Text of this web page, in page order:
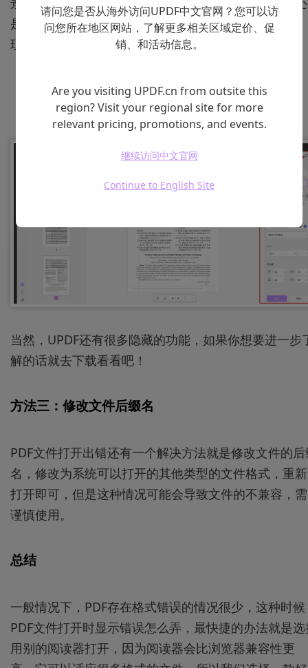
请问您是否从海外访问UPDF中文官网？您可以访
问您所在地区网站，了解更多相关区域定价、促
销、和活动信息。
Are you visiting UPDF.cn from outsite this
region? Visit your regional site for more
relevant pricing, promotions, and events.
继续访问中文官网
Continue to English Site
是设计任意页面的页眉页脚，在UPDF里都可以免费实
现，点击下方下载即可免费试用。
立即下载
当然，UPDF还有很多隐藏的功能，如果你想要进一步
解的话就去下载看看吧！
方法三：修改文件后缀名
PDF文件打开出错还有一个解决方法就是修改文件的
名，修改为系统可以打开的其他类型的文件格式，重新
打开即可，但是这种情况可能会导致文件的不兼容，需
谨慎使用。
总结
一般情况下，PDF存在格式错误的情况很少，这种时候
PDF文件打开时显示错误怎么弄，最快捷的办法就是
用别的阅读器打开，因为阅读器会比浏览器兼容性更